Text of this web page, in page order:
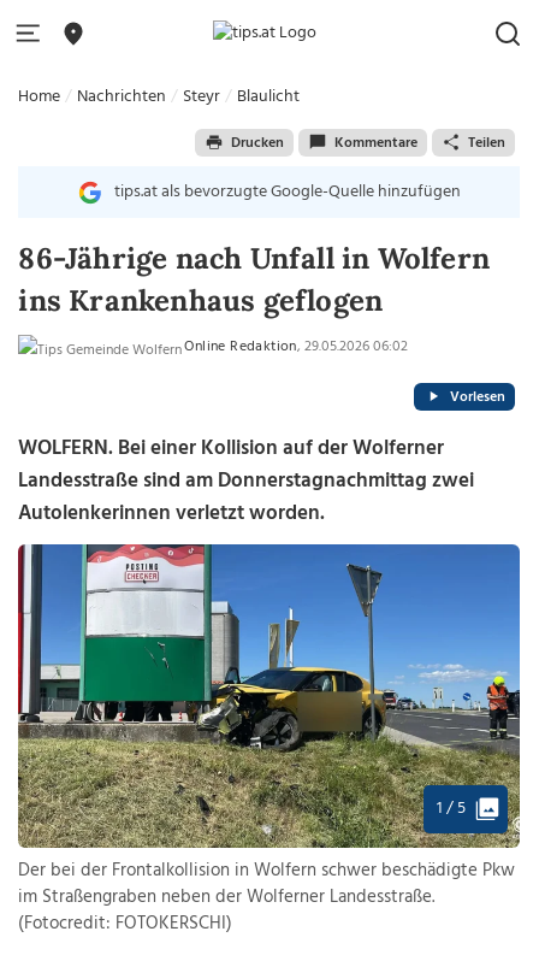
Home Nachrichten Steyr Blaulicht
Drucken Kommentare Teilen
tips.at als bevorzugte Google-Quelle hinzufügen
86-Jährige nach Unfall in Wolfern
ins Krankenhaus geflogen
Online Redaktion, 29.05.2026 06:02
Vorlesen
WOLFERN. Bei einer Kollision auf der Wolferner
Landesstraße sind am Donnerstagnachmittag zwei
Autolenkerinnen verletzt worden.
1 / 5
Der bei der Frontalkollision in Wolfern schwer beschädigte Pkw
im Straßengraben neben der Wolferner Landesstraße.
(Fotocredit: FOTOKERSCHI)